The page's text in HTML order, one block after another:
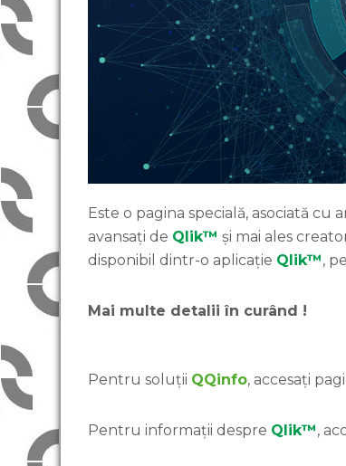
Este o pagina specială, asociată
avansați de Qlik™ și mai ales
disponibil dintr-o aplicație Qlik™,
Mai multe detalii în curând !
Pentru soluții QQinfo, accesați
Pentru informații despre Qlik™,